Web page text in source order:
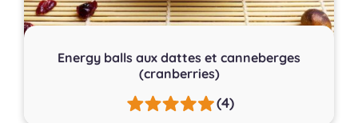
Energy balls aux dattes et canneberges
(cranberries)
(4)